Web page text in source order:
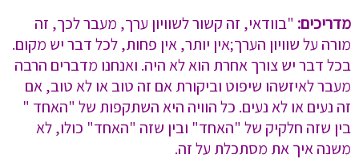
מדריכים: "בוודאי, זה קשור לשוויון ערך, מעבר לכך, זה
מורה על שוויון הערך;אין יותר, אין פחות, לכל דבר יש מקום.
בכל דבר יש צורך אחרת הוא לא היה. ואנחנו מדברים הרבה
מעבר לאיזשהו שיפוט וביקורת אם זה טוב או לא טוב, אם
זה נעים או לא נעים. כל הוויה היא השתקפות של "האחד "
בין שזה חלקיק של "האחד" ובין שזה "האחד" כולו, לא
משנה איך את מסתכלת על זה.